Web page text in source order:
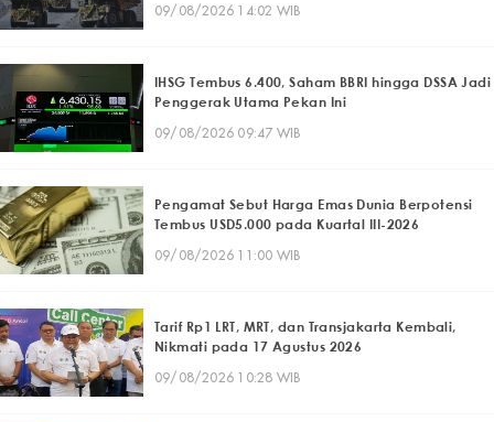
09/08/2026 14:02 WIB
IHSG Tembus 6.400, Saham BBRI hingga DSSA Jadi
Penggerak Utama Pekan Ini
09/08/2026 09:47 WIB
Pengamat Sebut Harga Emas Dunia Berpotensi
Tembus USD5.000 pada Kuartal III-2026
09/08/2026 11:00 WIB
Tarif Rp1 LRT, MRT, dan Transjakarta Kembali,
Nikmati pada 17 Agustus 2026
09/08/2026 10:28 WIB